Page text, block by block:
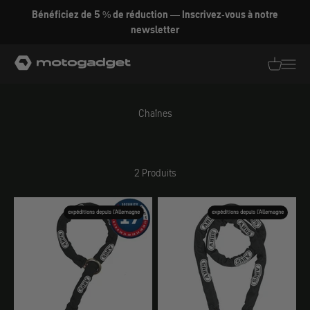
Aller au contenu
Bénéficiez de 5 % de réduction — Inscrivez-vous à notre
newsletter
motogadget GmbH
Chaînes
2 Produits
expéditions depuis l'Allemagne expéditions depuis l'Allemagne